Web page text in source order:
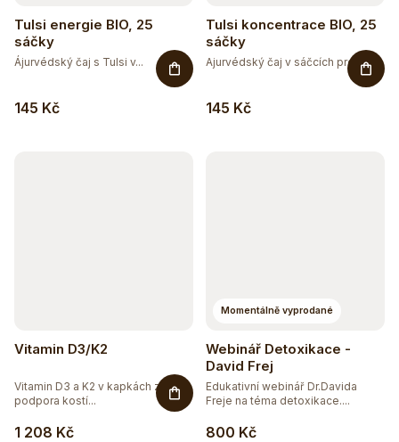
Tulsi energie BIO, 25
sáčky
145 Kč
Ájurvédský čaj s Tulsi v...
Tulsi koncentrace BIO, 25
sáčky
145 Kč
Ajurvédský čaj v sáčcích pro...
Vitamin D3/K2
1 208 Kč
Vitamin D3 a K2 v kapkách z řas -
podpora kostí...
Momentálně vyprodané
Webinář Detoxikace -
David Frej
800 Kč
Edukativní webinář Dr.Davida
Freje na téma detoxikace....